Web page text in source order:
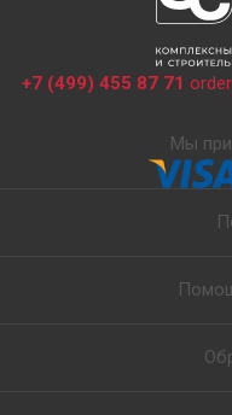
+7 (499) 455 87 71
Мы